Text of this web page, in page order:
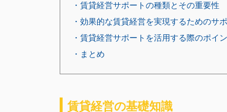
・賃貸経営サポートの種類とその重要性
・効果的な賃貸経営を実現するためのサ
・賃貸経営サポートを活用する際のポイ
・まとめ
賃貸経営の基礎知識